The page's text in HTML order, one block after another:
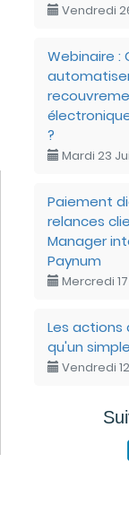
Vendredi
Webinaire :
?
Mardi 23
Paiement
relances
Manager
Paynum
Mercredi
Les actions
qu'un
Vendredi